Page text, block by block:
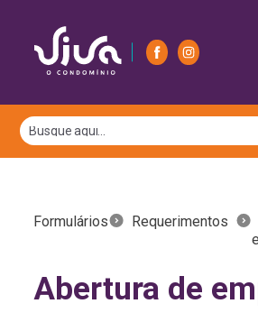
Formulários Requerimentos
Abertura de